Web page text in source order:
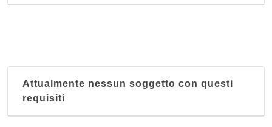
Attualmente nessun soggetto con questi
requisiti